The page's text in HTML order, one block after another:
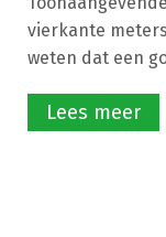
vierkante
weten dat een
Lees meer